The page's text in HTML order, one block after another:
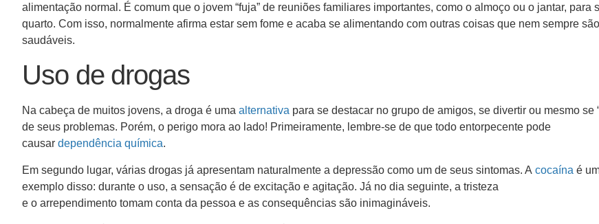
alimentação normal. É comum que o jovem “fuja” de reuniões familiares importantes, como o almoço ou o jantar, para
quarto. Com isso, normalmente afirma estar sem fome e acaba se alimentando com outras coisas que nem sempre são
saudáveis.
Uso de drogas
Na cabeça de muitos jovens, a droga é uma alternativa para se destacar no grupo de amigos, se divertir ou mesmo se
de seus problemas. Porém, o perigo mora ao lado! Primeiramente, lembre-se de que todo entorpecente pode
causar dependência química.
Em segundo lugar, várias drogas já apresentam naturalmente a depressão como um de seus sintomas. A cocaína é
exemplo disso: durante o uso, a sensação é de excitação e agitação. Já no dia seguinte, a tristeza
e o arrependimento tomam conta da pessoa e as consequências são inimagináveis.